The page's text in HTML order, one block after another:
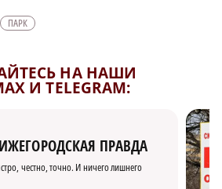
ПАРК
НА НАШИ
И TELEGRAM:
ПРАВДА
честно, точно. И ничего лишнего